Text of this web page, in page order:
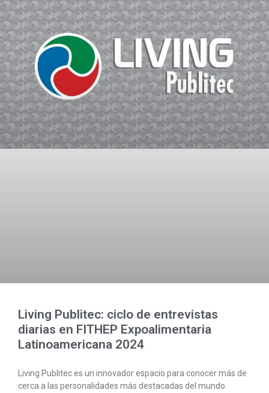
Living Publitec: ciclo de entrevistas
diarias en FITHEP Expoalimentaria
Latinoamericana 2024
Living Publitec es un innovador espacio para conocer más de
cerca a las personalidades más destacadas del mundo